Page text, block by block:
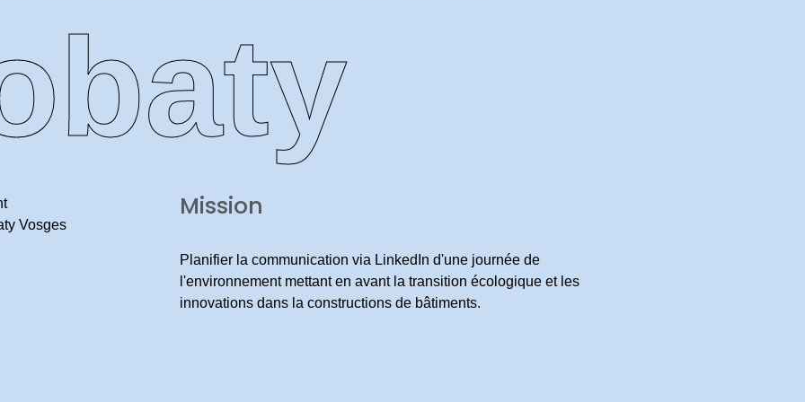
Vosges
Mission
Planifier la communication via LinkedIn d'une journée de
l'environnement mettant en avant la transition écologique et les
innovations dans la constructions de bâtiments.